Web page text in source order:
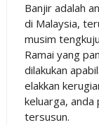
Banjir adalah
di Malaysia,
musim
Ramai yang
dilakukan
elakkan
keluarga,
tersusun.